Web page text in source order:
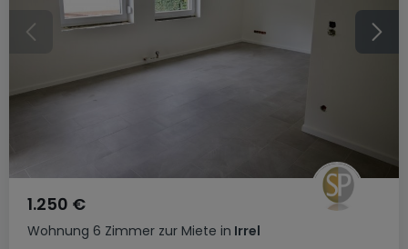
Wohnung 6 Zimmer zur Miete in Irrel
1.250 €